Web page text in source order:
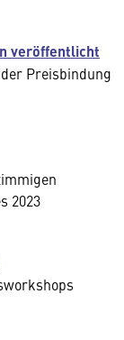
veröffentlicht
Preisbindung
2023